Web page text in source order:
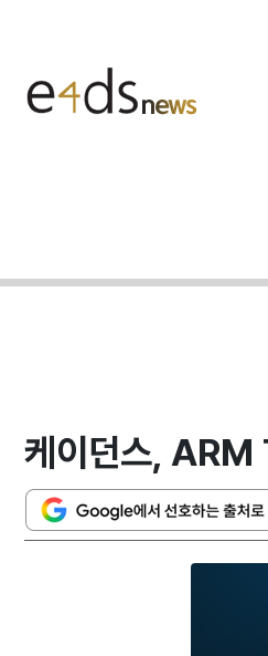
케이던스, ARM